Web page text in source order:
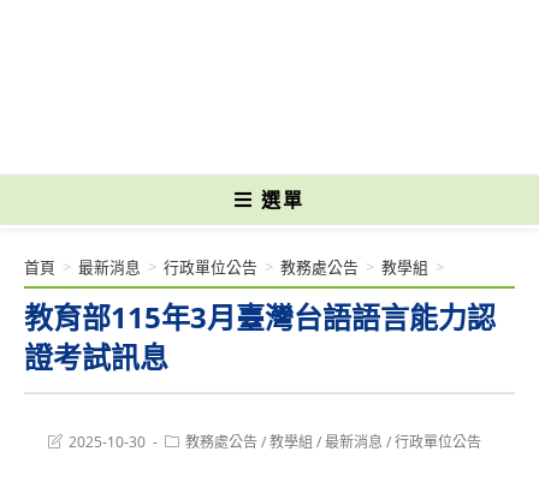
選單
教育部115年3月臺灣台語語言能力認
證考試訊息
首頁 > 最新消息 > 行政單位公告 > 教務處公告 > 教學組 >
Post2025-10-30
Post教務處公告/教學組 /最新消息 /行政單位公告